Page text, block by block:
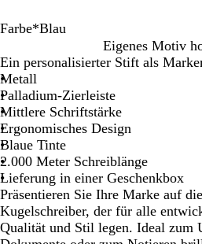
Farbe*Blau
e
i
ß
l
a
u
Eigenes Motiv
Ein personalisierter Stift als
Metall
Palladium-Zierleiste
Mittlere Schriftstärke
Ergonomisches Design
Blaue Tinte
2.000 Meter Schreiblänge
Lieferung in einer Geschenkbox
Präsentieren Sie Ihre Marke auf
Kugelschreiber, der für alle
Qualität und Stil legen. Ideal zum